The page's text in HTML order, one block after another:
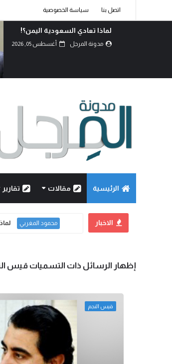
اتصل بنا سياسة الخصوصية
كربلاء.. انصال الكلمات..!
مدونة المرجل أغسطس 02, 2026
الرئيسية مقالات تقارير
الاخبار محمود المغربي
‏إظهار الرسائل ذات التسميات قيس
قيس النجم